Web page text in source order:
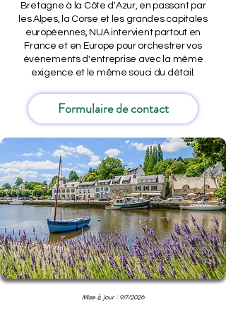
Bretagne à la Côte d'Azur, en passant par
les Alpes, la Corse et les grandes capitales
européennes, NUA intervient partout en
France et en Europe pour orchestrer vos
événements d'entreprise avec la même
exigence et le même souci du détail.
Formulaire de contact
Mise à jour : 9/7/2026